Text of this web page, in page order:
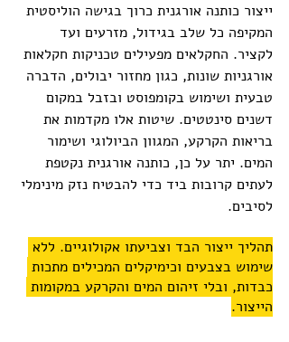
ייצור כותנה אורגנית כרוך בגישה הוליסטית
המקיפה כל שלב בגידול, מזרעים ועד
לקציר. החקלאים מפעילים טכניקות חקלאות
אורגניות שונות, כגון מחזור יבולים, הדברה
טבעית ושימוש בקומפוסט ובזבל במקום
דשנים סינטטים. שיטות אלו מקדמות את
בריאות הקרקע, המגוון הביולוגי ושימור
המים. יתר על כן, כותנה אורגנית נקטפת
לעתים קרובות ביד כדי להבטיח נזק מינימלי
לסיבים.
תהליך ייצור הבד וצביעתו אקולוגיים. ללא
שימוש בצבעים וכימיקלים המכילים מתכות
כבדות, ובלי זיהום המים והקרקע במקומות
הייצור.